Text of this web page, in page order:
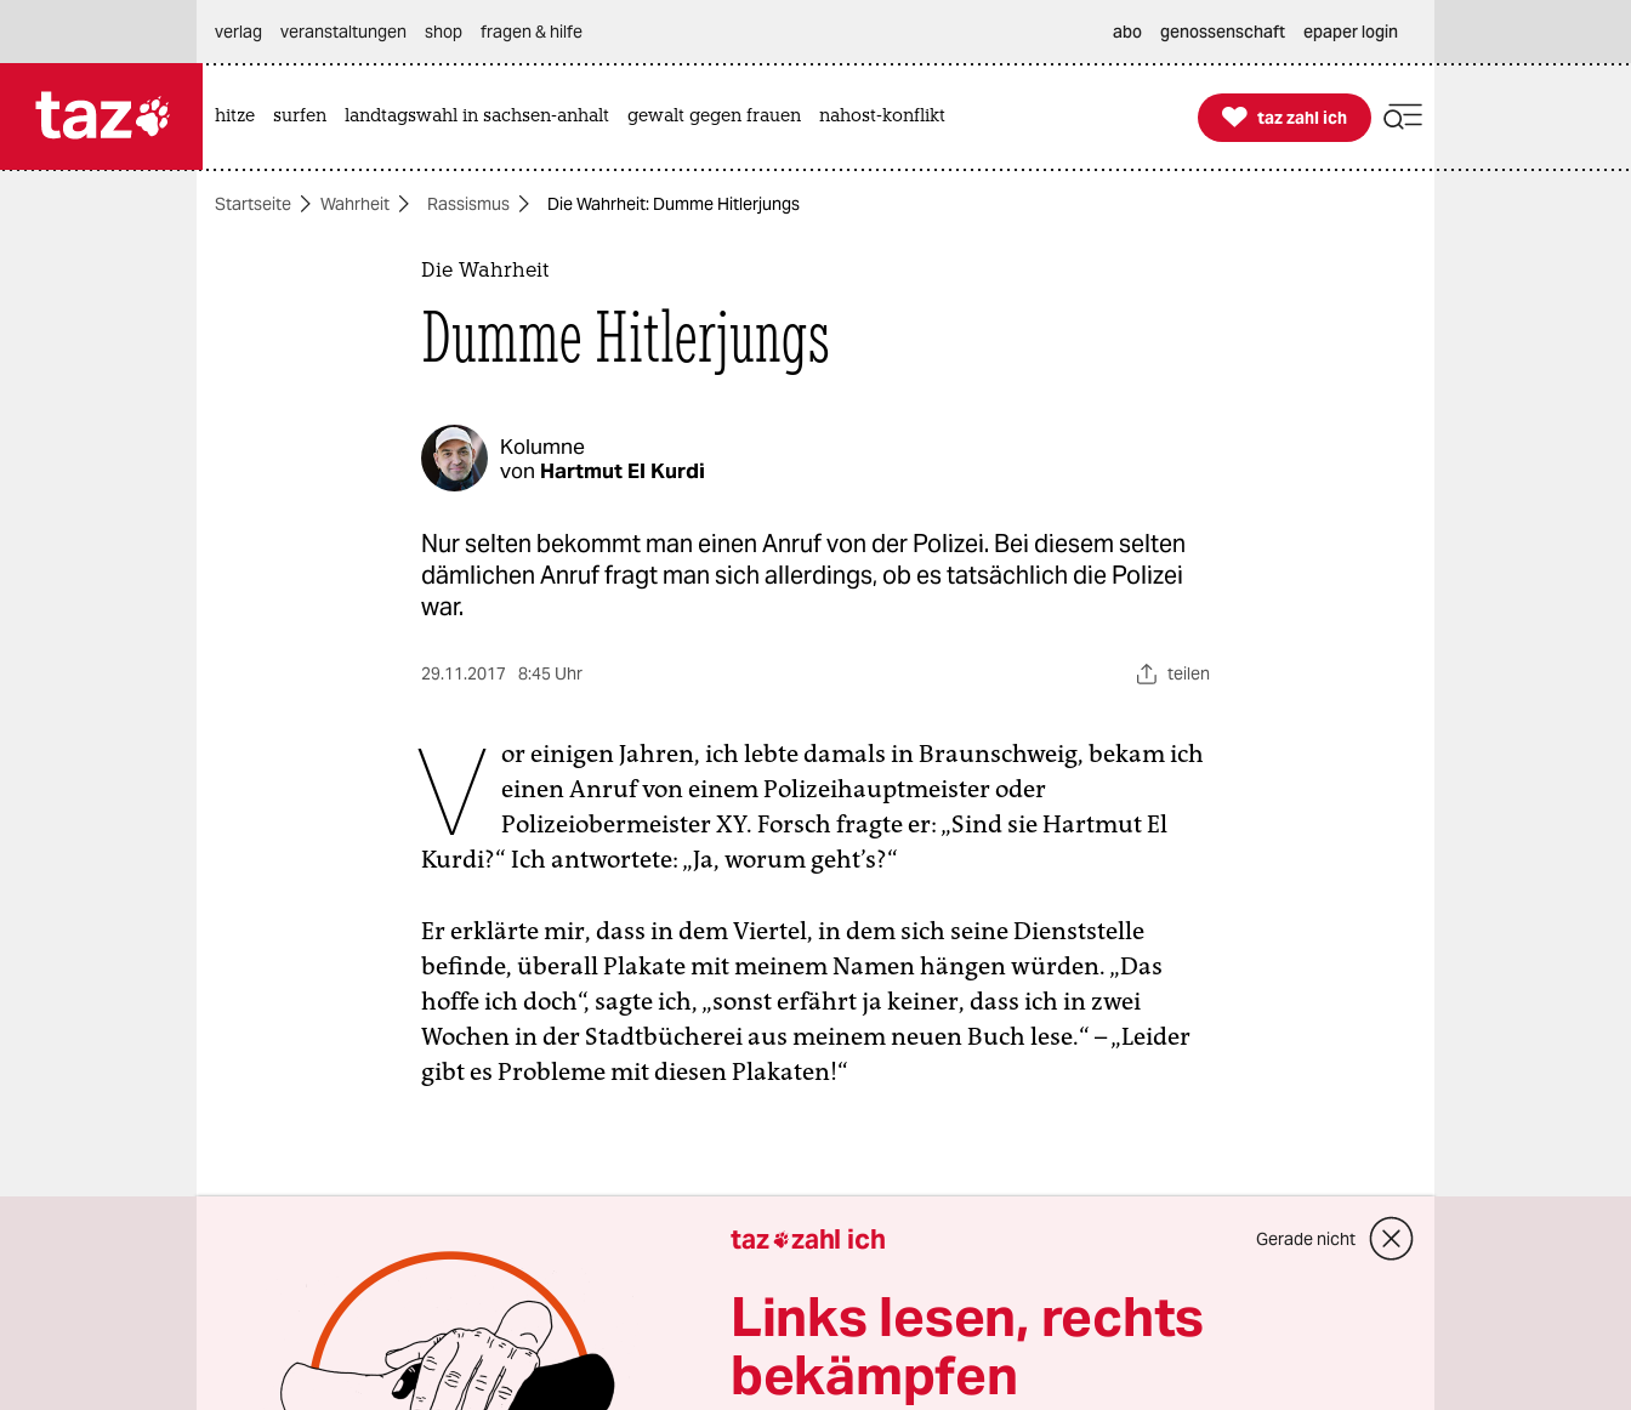
themen
verlag
veranstaltungen shop fragen & hilfe abo genossenschaft epaper login
hitze surfen landtagswahl in sachsen-anhalt gewalt gegen frauen nahost-konflikt 
taz zahl ich
taz zahl ich
Startseite Wahrheit Rassismus Die Wahrheit: Dumme Hitlerjungs
Die Wahrheit
Dumme Hitlerjungs
Kolumne
von Hartmut El Kurdi
Nur selten bekommt man einen Anruf von der Polizei. Bei diesem selten
dämlichen Anruf fragt man sich allerdings, ob es tatsächlich die Polizei
war.
29.11.2017 8:45 Uhr teilen
V or einigen Jahren, ich lebte damals in Braunschweig, bekam ich
einen Anruf von einem Polizeihauptmeister oder
Polizeiobermeister XY. Forsch fragte er: „Sind sie Hartmut El
Kurdi?“ Ich antwortete: „Ja, worum geht’s?“
Er erklärte mir, dass in dem Viertel, in dem sich seine Dienststelle
befinde, überall Plakate mit meinem Namen hängen würden. „Das
hoffe ich doch“, sagte ich, „sonst erfährt ja keiner, dass ich in zwei
Wochen in der Stadtbücherei aus meinem neuen Buch lese.“ – „Leider
gibt es Probleme mit diesen Plakaten!“
taz zahl ich Gerade nicht
Links lesen, rechts
bekämpfen